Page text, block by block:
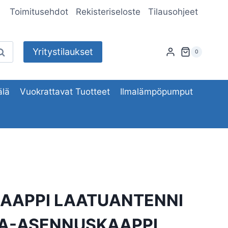
Toimitusehdot Rekisteriseloste Tilausohjeet
Yritystilaukset 0
Vuokrattavat Tuotteet Ilmalämpöpumput
LAATUANTENNI